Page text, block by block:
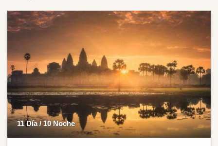
11 Día / 10 Noche